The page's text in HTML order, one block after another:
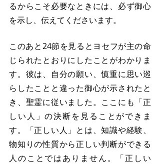
るからこそ必要なときには、必ず御心
を示し、伝えてくださいます。
このあと24節を見るとヨセフが主の命
じられたとおりにしたことがわかりま
す。彼は、自分の願い、慎重に思い巡
らしたことと違った御心が示されたと
き、聖霊に従いました。ここにも「正
しい人」の決断を見ることができま
す。「正しい人」とは、知識や経験、
物知りの性質から正しい判断ができる
人のことではありません。「正しい